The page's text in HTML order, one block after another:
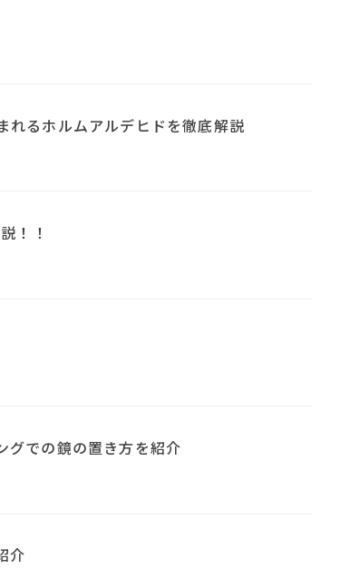
れるホルムアルデヒドを徹底解説
！！
グでの鏡の置き方を紹介
介